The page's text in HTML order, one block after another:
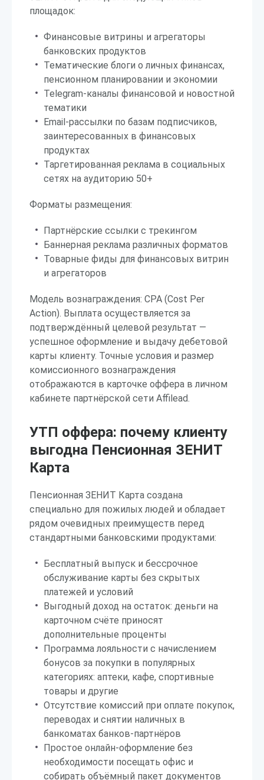
площадок:
Финансовые витрины и агрегаторы
банковских продуктов
Тематические блоги о личных финансах,
пенсионном планировании и экономии
Telegram-каналы финансовой и новостной
тематики
Email-рассылки по базам подписчиков,
заинтересованных в финансовых
продуктах
Таргетированная реклама в социальных
сетях на аудиторию 50+
Форматы размещения:
Партнёрские ссылки с трекингом
Баннерная реклама различных форматов
Товарные фиды для финансовых витрин
и агрегаторов
Модель вознаграждения: CPA (Cost Per
Action). Выплата осуществляется за
подтверждённый целевой результат —
успешное оформление и выдачу дебетовой
карты клиенту. Точные условия и размер
комиссионного вознаграждения
отображаются в карточке оффера в личном
кабинете партнёрской сети Affilead.
УТП оффера: почему клиенту
выгодна Пенсионная ЗЕНИТ
Карта
Пенсионная ЗЕНИТ Карта создана
специально для пожилых людей и обладает
рядом очевидных преимуществ перед
стандартными банковскими продуктами:
Бесплатный выпуск и бессрочное
обслуживание карты без скрытых
платежей и условий
Выгодный доход на остаток: деньги на
карточном счёте приносят
дополнительные проценты
Программа лояльности с начислением
бонусов за покупки в популярных
категориях: аптеки, кафе, спортивные
товары и другие
Отсутствие комиссий при оплате покупок,
переводах и снятии наличных в
банкоматах банков-партнёров
Простое онлайн-оформление без
необходимости посещать офис и
собирать объёмный пакет документов